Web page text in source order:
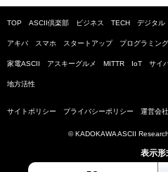
TOP ASCII倶楽部 ビジネス TECH デジタル
アキバ スマホ スタートアップ プログラミン
家電ASCII アスキーグルメ MITTR IoT サイ
地方活性
サイトポリシー プライバシーポリシー 運営会社
© KADOKAWA ASCII
表示形